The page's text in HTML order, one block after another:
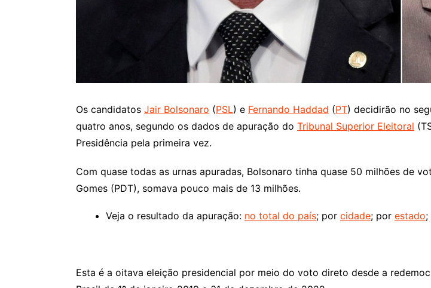
Os candidatos Jair Bolsonaro (PSL) e Fernando Haddad (PT) decidirão no
quatro anos, segundo os dados de apuração do Tribunal Superior Eleitoral
Presidência pela primeira vez.
Com quase todas as urnas apuradas, Bolsonaro tinha quase 50 milhões de
Gomes (PDT), somava pouco mais de 13 milhões.
Veja o resultado da apuração: no total do país; por cidade; por estado;
Esta é a oitava eleição presidencial por meio do voto direto desde a